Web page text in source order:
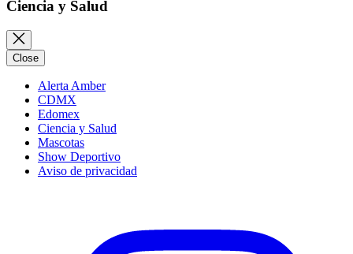
Ciencia y Salud
Close
Alerta Amber
CDMX
Edomex
Ciencia y Salud
Mascotas
Show Deportivo
Aviso de privacidad